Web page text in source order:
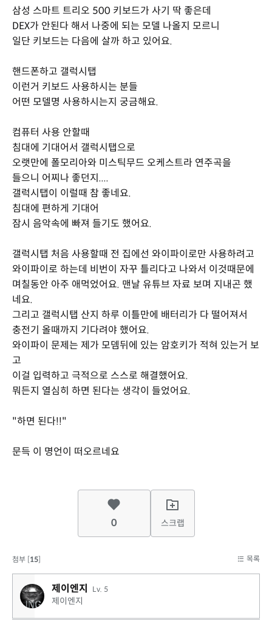
삼성 스마트 트리오 500 키보드가 사기 딱 좋은데
DEX가 안된다 해서 나중에 되는 모델 나올지 모르니
일단 키보드는 다음에 살까 하고 있어요.
핸드폰하고 갤럭시탭
이런거 키보드 사용하시는 분들
어떤 모델명 사용하시는지 궁금해요.
컴퓨터 사용 안할때
침대에 기대어서 갤럭시탭으로
오랫만에 폴모리아와 미스틱무드 오케스트라 연주곡을
들으니 어찌나 좋던지....
갤럭시탭이 이럴때 참 좋네요.
침대에 편하게 기대어
잠시 음악속에 빠져 들기도 했어요.
갤럭시탭 처음 사용할때 전 집에선 와이파이로만 사용하려고
와이파이로 하는데 비번이 자꾸 틀리다고 나와서 이것때문에
며칠동안 아주 애먹었어요. 맨날 유튜브 자료 보며 지내곤 했
네요.
그리고 갤럭시탭 산지 하루 이틀만에 배터리가 다 떨어져서
충전기 올때까지 기다려야 했어요.
와이파이 문제는 제가 모뎀뒤에 있는 암호키가 적혀 있는거 보
고
이걸 입력하고 극적으로 스스로 해결했어요.
뭐든지 열심히 하면 된다는 생각이 들었어요.
"하면 된다!!"
문득 이 명언이 떠오르네요
0 스크랩
첨부 [15] 목록
제이엔지 Lv. 5
제이엔지